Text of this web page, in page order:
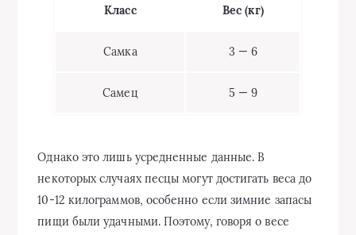
Класс Вес (кг)
Самка 3 — 6
Самец 5 — 9
Однако это лишь усредненные данные. В
некоторых случаях песцы могут достигать веса до
10-12 килограммов, особенно если зимние запасы
пищи были удачными. Поэтому, говоря о весе